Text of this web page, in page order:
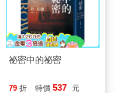
「會，除非她母親很快現身。
「朱莉很愛她，想領養她。」
艾立克匆匆寫下兩個領養機
兩家機構聯絡。你可以透過
法的。」
祕密中的祕密
79 折 特價 537 元